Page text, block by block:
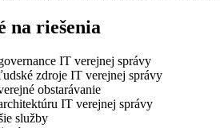
na riešenia
IT verejnej správy
zdroje IT verejnej správy
obstarávanie
IT verejnej správy
služby